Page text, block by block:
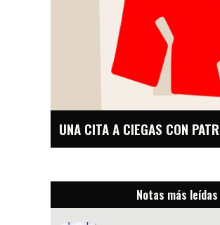
UNA CITA A CIEGAS CON
Notas más leídas